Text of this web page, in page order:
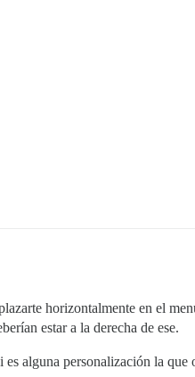
horizontalmente en el
estar a la derecha de ese.
alguna personalización la que